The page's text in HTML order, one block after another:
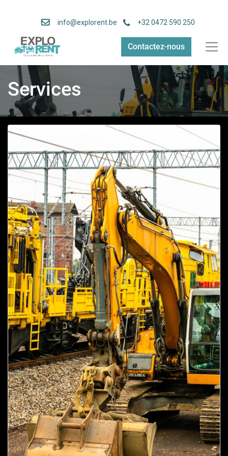
info@explorent.be +32 0472 590 250
Contactez-nous
Services